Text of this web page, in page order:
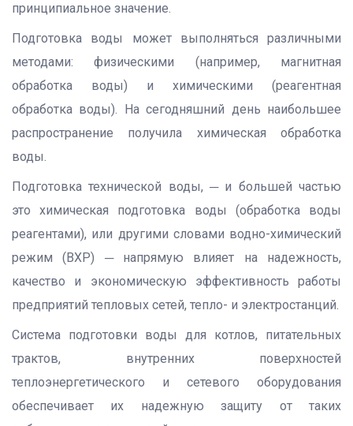
принципиальное значение.
Подготовка воды может выполняться различными
методами: физическими (например, магнитная
обработка воды) и химическими (реагентная
обработка воды). На сегодняшний день наибольшее
распространение получила химическая обработка
воды.
Подготовка технической воды, ─ и большей частью
это химическая подготовка воды (обработка воды
реагентами), или другими словами водно-химический
режим (ВХР) ─ напрямую влияет на надежность,
качество и экономическую эффективность работы
предприятий тепловых сетей, тепло- и электростанций.
Система подготовки воды для котлов, питательных
трактов, внутренних поверхностей
теплоэнергетического и сетевого оборудования
обеспечивает их надежную защиту от таких